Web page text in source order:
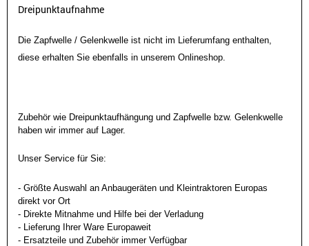
Dreipunktaufnahme
Die Zapfwelle / Gelenkwelle ist nicht im Lieferumfang enthalten,
diese erhalten Sie ebenfalls in unserem Onlineshop.
Zubehör wie Dreipunktaufhängung und Zapfwelle bzw. Gelenkwelle
haben wir immer auf Lager.
Unser Service für Sie:
- Größte Auswahl an Anbaugeräten und Kleintraktoren Europas
direkt vor Ort
- Direkte Mitnahme und Hilfe bei der Verladung
- Lieferung Ihrer Ware Europaweit
- Ersatzteile und Zubehör immer Verfügbar